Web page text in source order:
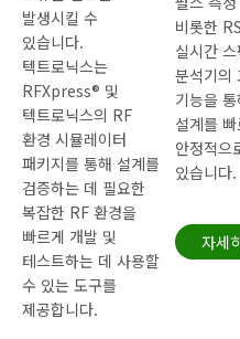
발생시킬 수
있습니다.
텍트로닉스는
RFXpress® 및
텍트로닉스의 RF
환경 시뮬레이터
패키지를 통해 설계를
검증하는 데 필요한
복잡한 RF 환경을
빠르게 개발 및
테스트하는 데 사용할
수 있는 도구를
제공합니다.
비롯한
실시간
분석기의
기능을
설계를
안정적으
있습니다.
자세